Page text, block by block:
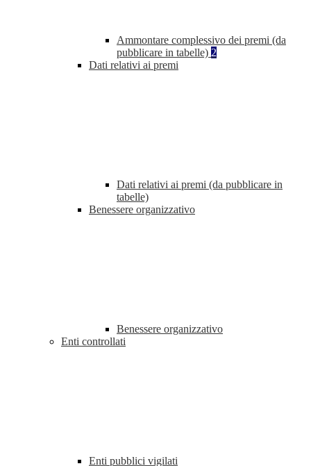
Ammontare complessivo dei premi (da
pubblicare in tabelle) 2
Dati relativi ai premi
Dati relativi ai premi (da pubblicare in
tabelle)
Benessere organizzativo
Benessere organizzativo
Enti controllati
Enti pubblici vigilati